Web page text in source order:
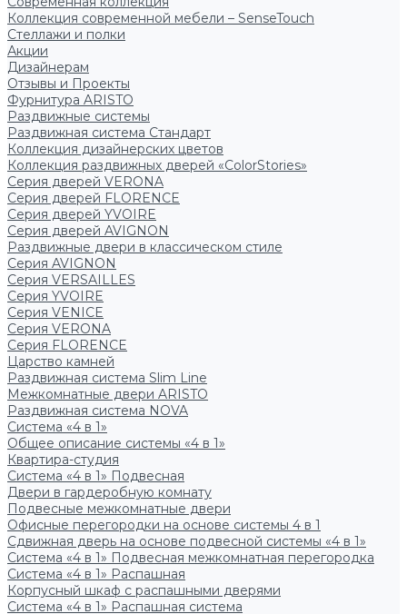
Коллекция современной мебели – SenseTouch
Стеллажи и полки
Акции
Дизайнерам
Отзывы и Проекты
Фурнитура ARISTO
Раздвижные системы
Раздвижная система Стандарт
Коллекция дизайнерских цветов
Коллекция раздвижных дверей «ColorStories»
Серия дверей VERONA
Серия дверей FLORENCE
Серия дверей YVOIRE
Серия дверей AVIGNON
Раздвижные двери в классическом стиле
Серия AVIGNON
Серия VERSAILLES
Серия YVOIRE
Серия VENICE
Серия VERONA
Серия FLORENCE
Царство камней
Раздвижная система Slim Line
Межкомнатные двери ARISTO
Раздвижная система NOVA
Система «4 в 1»
Общее описание системы «4 в 1»
Квартира-студия
Система «4 в 1» Подвесная
Двери в гардеробную комнату
Подвесные межкомнатные двери
Офисные перегородки на основе системы 4 в 1
Сдвижная дверь на основе подвесной системы «4 в 1»
Система «4 в 1» Подвесная межкомнатная перегородка
Система «4 в 1» Распашная
Корпусный шкаф с распашными дверями
Система «4 в 1» Распашная система